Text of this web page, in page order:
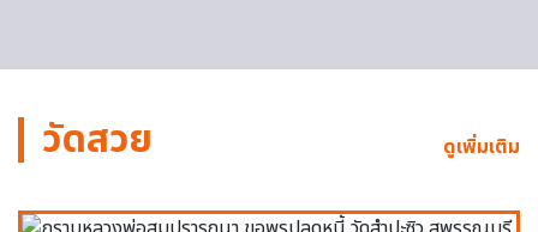
วัดสวย ดูเพิ่มเติม